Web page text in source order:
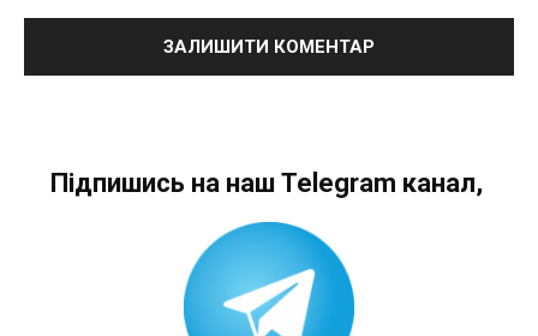
Підпишись на наш Telegram канал,